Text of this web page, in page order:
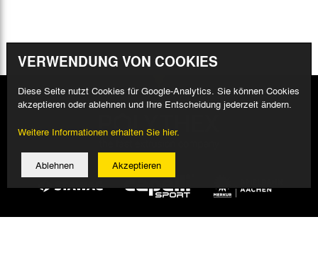
VERWENDUNG VON COOKIES
Diese Seite nutzt Cookies für Google-Analytics. Sie können Cookies
akzeptieren oder ablehnen und Ihre Entscheidung jederzeit ändern.
Weitere Informationen erhalten Sie hier.
Ablehnen Akzeptieren